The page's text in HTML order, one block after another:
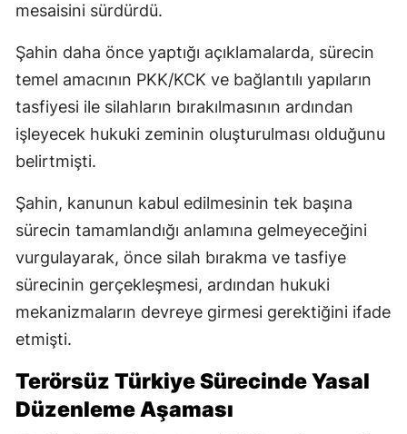
mesaisini sürdürdü.
Şahin daha önce yaptığı açıklamalarda, sürecin
temel amacının PKK/KCK ve bağlantılı yapıların
tasfiyesi ile silahların bırakılmasının ardından
işleyecek hukuki zeminin oluşturulması olduğunu
belirtmişti.
Şahin, kanunun kabul edilmesinin tek başına
sürecin tamamlandığı anlamına gelmeyeceğini
vurgulayarak, önce silah bırakma ve tasfiye
sürecinin gerçekleşmesi, ardından hukuki
mekanizmaların devreye girmesi gerektiğini ifade
etmişti.
Terörsüz Türkiye Sürecinde Yasal
Düzenleme Aşaması